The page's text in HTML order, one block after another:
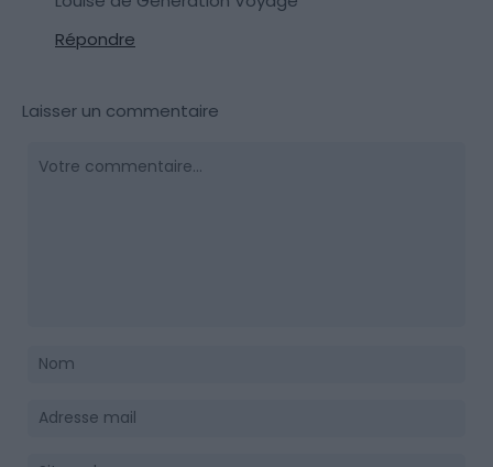
Répondre
Laisser un commentaire